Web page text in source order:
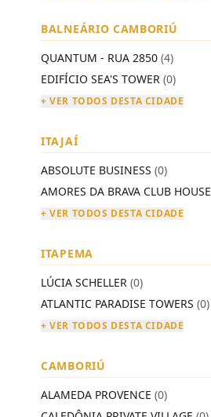
BALNEÁRIO CAMBORIÚ
QUANTUM - RUA 2850 (4)
EDIFÍCIO SEA'S TOWER (0)
+ VER TODOS DESTA CIDADE
ITAJAÍ
ABSOLUTE BUSINESS (0)
AMORES DA BRAVA CLUB HOUSE
+ VER TODOS DESTA CIDADE
ITAPEMA
LÚCIA SCHELLER (0)
ATLANTIC PARADISE TOWERS (0)
+ VER TODOS DESTA CIDADE
CAMBORIÚ
ALAMEDA PROVENCE (0)